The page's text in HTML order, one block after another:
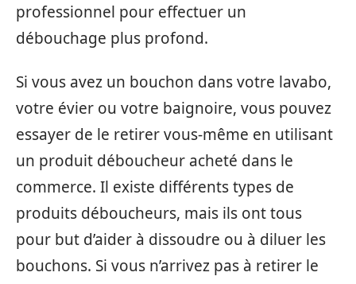
professionnel pour effectuer un
débouchage plus profond.
Si vous avez un bouchon dans votre lavabo,
votre évier ou votre baignoire, vous pouvez
essayer de le retirer vous-même en utilisant
un produit déboucheur acheté dans le
commerce. Il existe différents types de
produits déboucheurs, mais ils ont tous
pour but d’aider à dissoudre ou à diluer les
bouchons. Si vous n’arrivez pas à retirer le